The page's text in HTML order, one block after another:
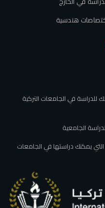
هندسية
للدراسة في الجامعات التركية
الجامعية
يمكنك دراستها في الجامعات